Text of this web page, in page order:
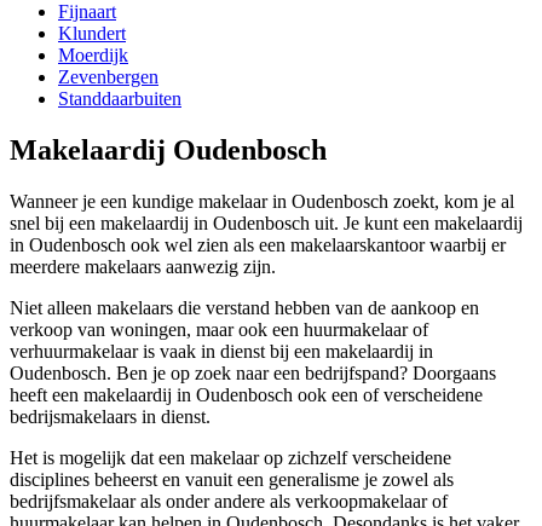
Fijnaart
Klundert
Moerdijk
Zevenbergen
Standdaarbuiten
Makelaardij Oudenbosch
Wanneer je een kundige makelaar in Oudenbosch zoekt, kom je al
snel bij een makelaardij in Oudenbosch uit. Je kunt een makelaardij
in Oudenbosch ook wel zien als een makelaarskantoor waarbij er
meerdere makelaars aanwezig zijn.
Niet alleen makelaars die verstand hebben van de aankoop en
verkoop van woningen, maar ook een huurmakelaar of
verhuurmakelaar is vaak in dienst bij een makelaardij in
Oudenbosch. Ben je op zoek naar een bedrijfspand? Doorgaans
heeft een makelaardij in Oudenbosch ook een of verscheidene
bedrijsmakelaars in dienst.
Het is mogelijk dat een makelaar op zichzelf verscheidene
disciplines beheerst en vanuit een generalisme je zowel als
bedrijfsmakelaar als onder andere als verkoopmakelaar of